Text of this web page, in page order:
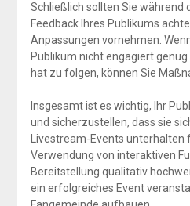
Schließlich sollten Sie während
Feedback Ihres Publikums
Anpassungen vornehmen.
Publikum nicht engagiert
hat zu folgen, können Sie
Insgesamt ist es wichtig, Ihr
und sicherzustellen, dass sie
Livestream-Events unterhalten
Verwendung von interaktiven
Bereitstellung qualitativ
ein erfolgreiches Event